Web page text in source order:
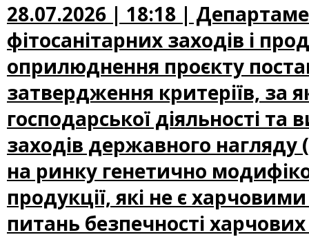
28.07.2026 | 18:18 |
фітосанітарних заходів і
оприлюднення проєкту
затвердження критеріїв, за
господарської діяльності
заходів державного
на ринку генетично
продукції, які не є
питань безпечності